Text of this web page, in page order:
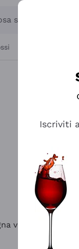
stai cercando
velocissima
Iscriviti